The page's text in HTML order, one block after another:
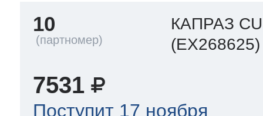
10
КАПРАЗ
(EX268625)
7531
Поступит 17 ноября